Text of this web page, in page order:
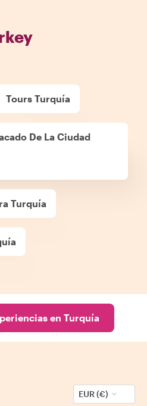
Tours Turquía
De La Ciudad
Turquía
en Turquía
EUR (€)